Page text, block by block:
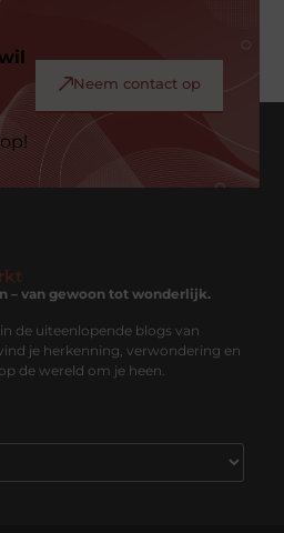
Neem contact op
– van gewoon tot wonderlijk.
de uiteenlopende blogs van
je herkenning, verwondering en
de wereld om je heen.